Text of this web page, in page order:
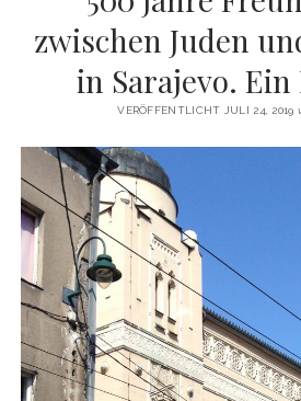
zwischen Juden
in Sarajevo. Ein
VERÖFFENTLICHT JULI 24, 2019